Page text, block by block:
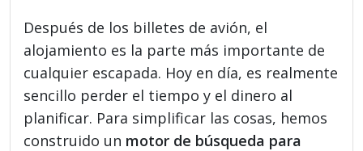
Después de los billetes de avión, el
alojamiento es la parte más importante de
cualquier escapada. Hoy en día, es realmente
sencillo perder el tiempo y el dinero al
planificar. Para simplificar las cosas, hemos
construido un motor de búsqueda para